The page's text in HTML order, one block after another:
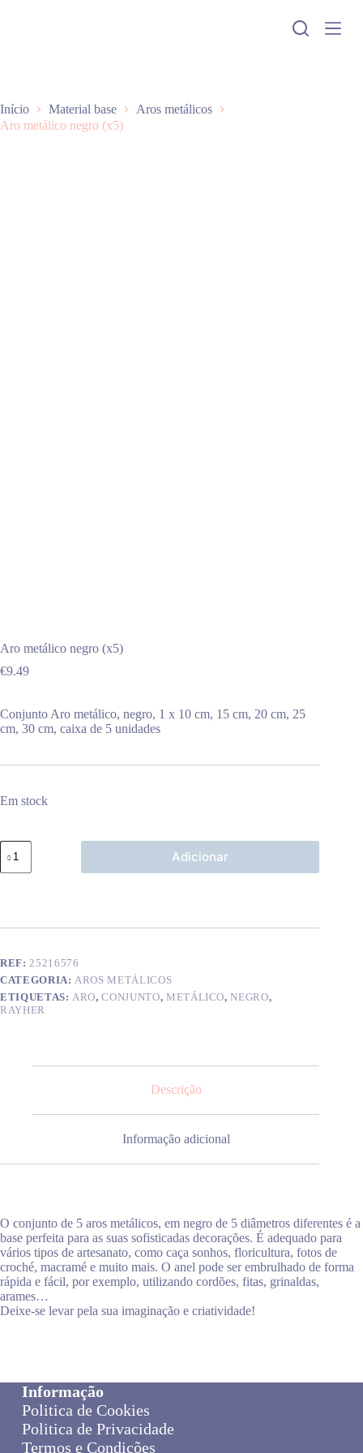
a
r
a
Início Material base
Aros metálicos
Aro metálico negro (x5)
Aro metálico negro (x5)
€9.49
Conjunto Aro metálico, negro, 1 x 10 cm, 15 cm, 20 cm, 25
cm, 30 cm, caixa de 5 unidades
Em stock
Quantidade
de
Aro
Adicionar
REF: 25216576
CATEGORIA: AROS METÁLICOS
ETIQUETAS: ARO,CONJUNTO, METÁLICO,NEGRO,
RAYHER
Descrição
Informação adicional
O conjunto de 5 aros metálicos, em negro de 5 diâmetros diferentes é a
base perfeita para as suas sofisticadas decorações. É adequado para
vários tipos de artesanato, como caça sonhos, floricultura, fotos de
croché, macramé e muito mais. O anel pode ser embrulhado de forma
rápida e fácil, por exemplo, utilizando cordões, fitas, grinaldas,
arames…
Deixe-se levar pela sua imaginação e criatividade!
Informação
Politica de Cookies
Politica de Privacidade
Termos e Condições